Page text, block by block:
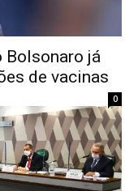
Bolsonaro já
de vacinas
0